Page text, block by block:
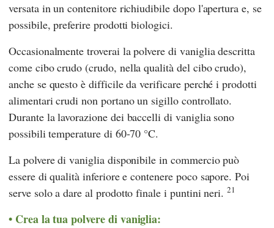
versata in un contenitore richiudibile dopo l'apertura e, se
possibile, preferire prodotti biologici.
Occasionalmente troverai la polvere di vaniglia descritta
come cibo crudo (crudo, nella qualità del cibo crudo),
anche se questo è difficile da verificare perché i prodotti
alimentari crudi non portano un sigillo controllato.
Durante la lavorazione dei baccelli di vaniglia sono
possibili temperature di 60-70 °C.
La polvere di vaniglia disponibile in commercio può
essere di qualità inferiore e contenere poco sapore. Poi
serve solo a dare al prodotto finale i puntini neri.21
Crea la tua polvere di vaniglia: